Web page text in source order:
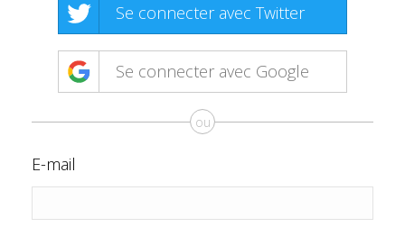
Se connecter avec Twitter
Se connecter avec Google
ou
E-mail